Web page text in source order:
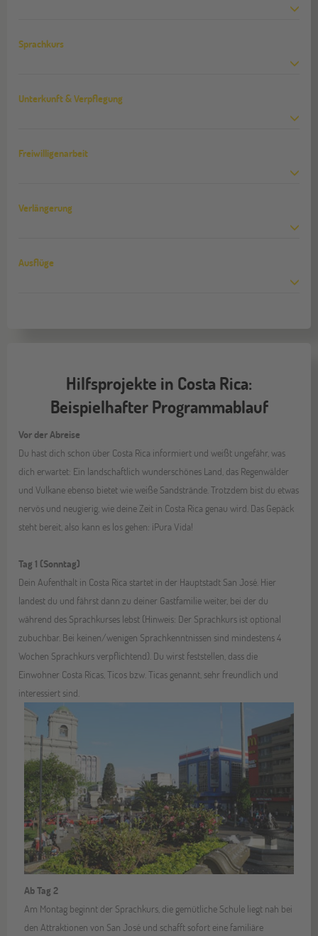
Sprachkurs
Unterkunft & Verpflegung
Freiwilligenarbeit
Verlängerung
Ausflüge
Hilfsprojekte in Costa Rica:
Beispielhafter Programmablauf
Vor der Abreise
Du hast dich schon über Costa Rica informiert und weißt ungefähr, was
dich erwartet: Ein landschaftlich wunderschönes Land, das Regenwälder
und Vulkane ebenso bietet wie weiße Sandstrände. Trotzdem bist du etwas
nervös und neugierig, wie deine Zeit in Costa Rica genau wird. Das Gepäck
steht bereit, also kann es los gehen: ¡Pura Vida!
Tag 1 (Sonntag)
Dein Aufenthalt in Costa Rica startet in der Hauptstadt San José. Hier
landest du und fährst dann zu deiner Gastfamilie weiter, bei der du
während des Sprachkurses lebst (Hinweis: Der Sprachkurs ist optional
zubuchbar. Bei keinen/wenigen Sprachkenntnissen sind mindestens 4
Wochen Sprachkurs verpflichtend). Du wirst feststellen, dass die
Einwohner Costa Ricas, Ticos bzw. Ticas genannt, sehr freundlich und
interessiert sind.
Ab Tag 2
Am Montag beginnt der Sprachkurs, die gemütliche Schule liegt nah bei
den Attraktionen von San José und schafft sofort eine familiäre